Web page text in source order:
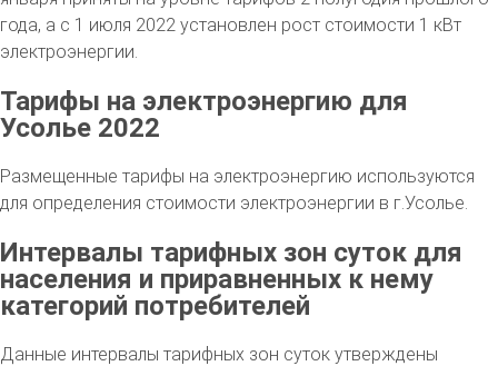
года, а с 1 июля 2022 установлен рост стоимости 1 кВт
электроэнергии.
Тарифы на электроэнергию для
Усолье 2022
Размещенные тарифы на электроэнергию используются
для определения стоимости электроэнергии в г.Усолье.
Интервалы тарифных зон суток для
населения и приравненных к нему
категорий потребителей
Данные интервалы тарифных зон суток утверждены